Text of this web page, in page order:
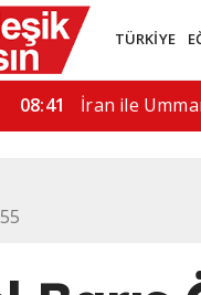
TÜRKİYE
08:00 "Ülkemdeki